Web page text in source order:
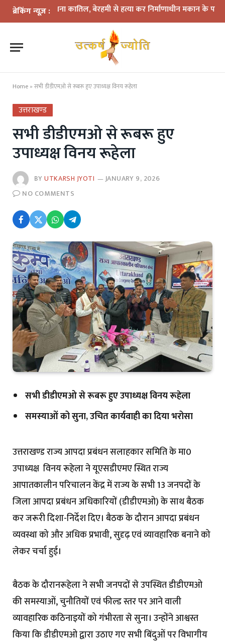
ब्रेकिंग न्यूज़ :
दोस्त बना कातिल, बेरहमी से हत्या कर निर्माणाधीन मकान के पास फेंका शव
Home » सभी डीडीएमओ से रूबरू हुए उपाध्यक्ष विनय रूहेला
उत्तराखण्ड
सभी डीडीएमओ से रूबरू हुए
उपाध्यक्ष विनय रूहेला
BYUTKARSH JYOTI
JANUARY 9, 2026
NO COMMENTS
सभी डीडीएमओ से रूबरू हुए उपाध्यक्ष विनय रूहेला
समस्याओं को सुना, उचित कार्यवाही का दिया भरोसा
उत्तराखण्ड राज्य आपदा प्रबंधन सलाहकार समिति के मा0
उपाध्यक्ष विनय रूहेला ने यूएसडीएमए स्थित राज्य
आपातकालीन परिचालन केंद्र में राज्य के सभी 13 जनपदों के
जिला आपदा प्रबंधन अधिकारियों (डीडीएमओ) के साथ बैठक
कर जरूरी दिशा-निर्देश दिए। बैठक के दौरान आपदा प्रबंधन
व्यवस्था को और अधिक प्रभावी, सुदृढ़ एवं व्यावहारिक बनाने को
लेकर चर्चा हुई।
बैठक के दौरानरूहेला ने सभी जनपदों से उपस्थित डीडीएमओ
की समस्याओं, चुनौतियों एवं फील्ड स्तर पर आने वाली
व्यावहारिक कठिनाइयों को गंभीरता से सुना। उन्होंने आश्वस्त
किया कि डीडीएमओ द्वारा उठाए गए सभी बिंदुओं पर विभागीय